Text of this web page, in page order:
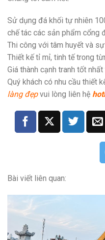
Sử dụng đá khối tự nhiên
chế tác các sản phẩm cổng
Thi công với tâm huyết và sự
Thiết kế tỉ mỉ, tinh tế trong
Giá thành cạnh tranh tốt
Quý khách có nhu cầu thiết
làng đẹpvui lòng liên hệ
Bài viết liên quan: